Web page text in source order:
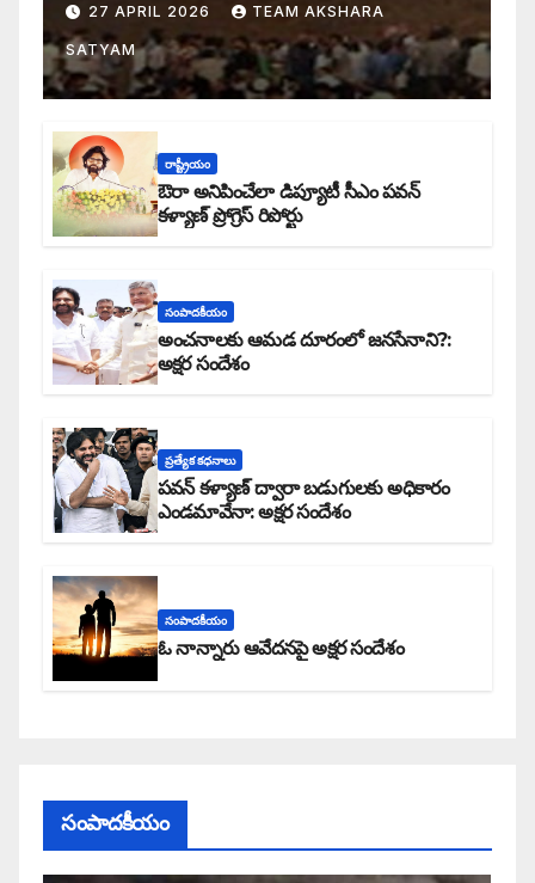
27 APRIL 2026 TEAM AKSHARA
SATYAM
రాష్ట్రీయం
ఔరా అనిపించేలా డిప్యూటీ సీఎం పవన్
కళ్యాణ్ ప్రోగ్రెస్ రిపోర్టు
సంపాదకీయం
అంచనాలకు ఆమడ దూరంలో జనసేనాని?:
అక్షర సందేశం
ప్రత్యేక కధనాలు
పవన్ కళ్యాణ్ ద్వారా బడుగులకు అధికారం
ఎండమావేనా: అక్షర సందేశం
సంపాదకీయం
ఓ నాన్నారు ఆవేదనపై అక్షర సందేశం
సంపాదకీయం